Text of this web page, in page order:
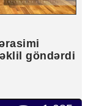
göndərdi